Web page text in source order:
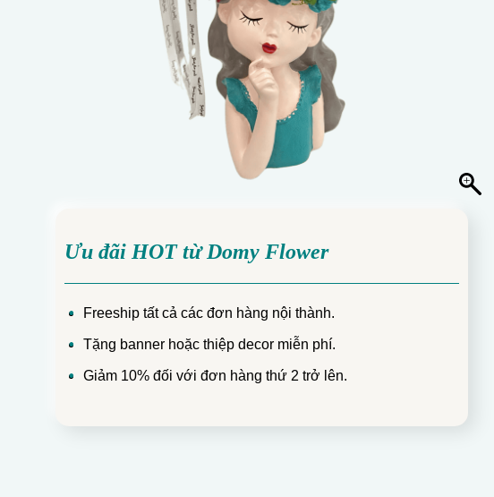
Ưu đãi HOT từ Domy Flower
Freeship tất cả các đơn hàng nội thành.
Tặng banner hoặc thiệp decor miễn phí.
Giảm 10% đối với đơn hàng thứ 2 trở lên.